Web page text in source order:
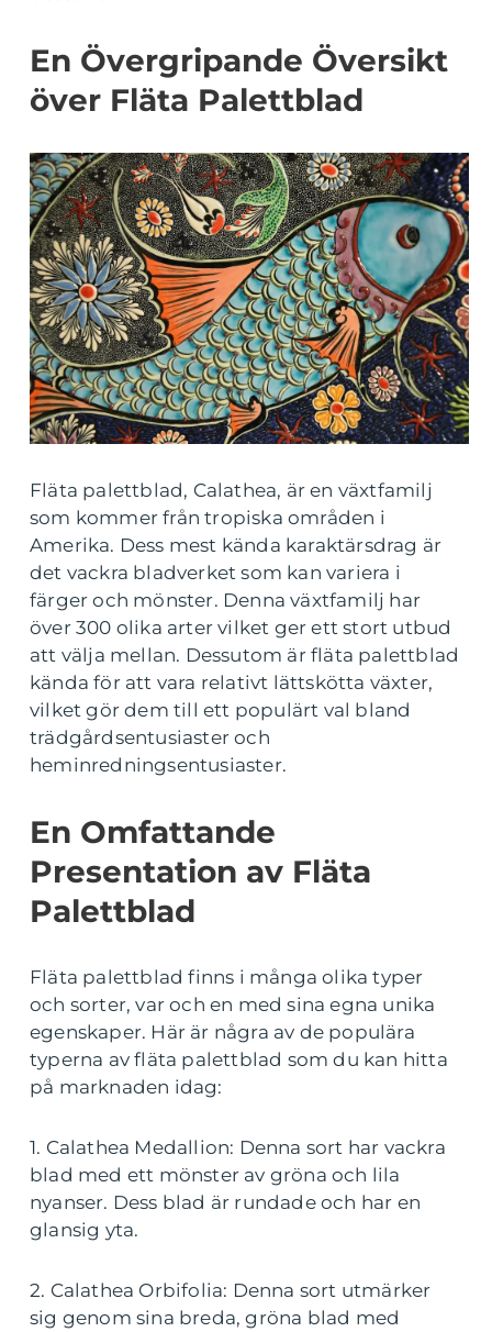
En Övergripande Översikt
över Fläta Palettblad
Fläta palettblad, Calathea, är en växtfamilj
som kommer från tropiska områden i
Amerika. Dess mest kända karaktärsdrag är
det vackra bladverket som kan variera i
färger och mönster. Denna växtfamilj har
över 300 olika arter vilket ger ett stort utbud
att välja mellan. Dessutom är fläta palettblad
kända för att vara relativt lättskötta växter,
vilket gör dem till ett populärt val bland
trädgårdsentusiaster och
heminredningsentusiaster.
En Omfattande
Presentation av Fläta
Palettblad
Fläta palettblad finns i många olika typer
och sorter, var och en med sina egna unika
egenskaper. Här är några av de populära
typerna av fläta palettblad som du kan hitta
på marknaden idag:
1. Calathea Medallion: Denna sort har vackra
blad med ett mönster av gröna och lila
nyanser. Dess blad är rundade och har en
glansig yta.
2. Calathea Orbifolia: Denna sort utmärker
sig genom sina breda, gröna blad med